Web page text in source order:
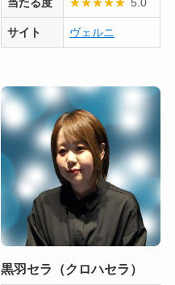
サイト ヴェルニ
黒羽セラ（クロハセラ）